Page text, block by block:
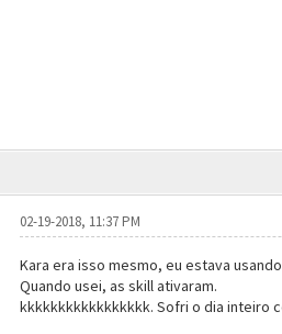
02-19-2018, 11:37 PM
Kara era isso mesmo, eu estava
Quando usei, as skill ativaram.
kkkkkkkkkkkkkkkkk. Sofri o dia inteiro